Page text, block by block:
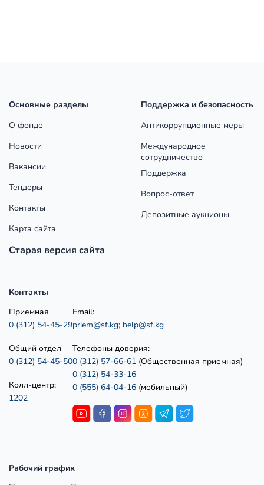
Основные разделы
О фонде
Новости
Вакансии
Тендеры
Контакты
Карта сайта
Старая версия сайта
Поддержка и безопасность
Антикоррупционные меры
Международное
сотрудничество
Поддержка
Вопрос-ответ
Депозитные аукционы
Контакты
Приемная
0 (312) 54-45-29
Общий отдел
0 (312) 54-45-50
Колл-центр:
1202
Email:
priem@sf.kg; help@sf.kg
Телефоны доверия:
0 (312) 57-66-61 (Общественная приемная)
0 (312) 54-33-16
0 (555) 64-04-16 (мобильный)
Рабочий график